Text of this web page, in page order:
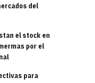
del
el stock en
por el
para